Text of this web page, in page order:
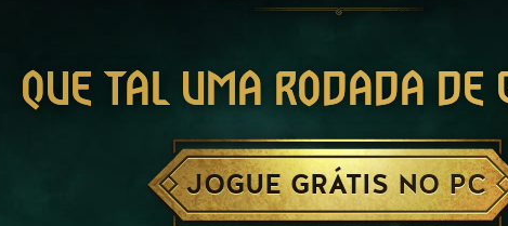
QUE TAL UMA RODADA DE
JOGUE GRÁTIS NO PC